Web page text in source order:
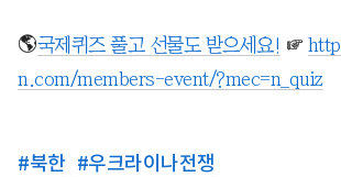
🌎국제퀴즈 풀고 선물도 받으세요! ☞
n.com/members-event/?mec=n_quiz
#북한 #우크라이나전쟁